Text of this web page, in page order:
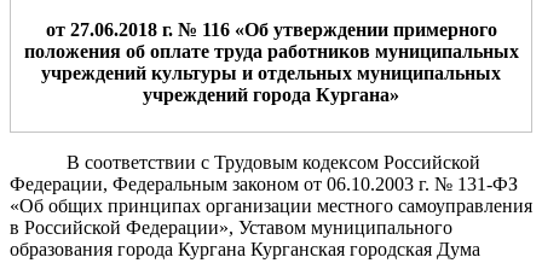
от 27.06.2018 г. № 116 «Об утверждении примерного
положения об оплате труда работников муниципальных
учреждений культуры и отдельных муниципальных
учреждений города Кургана»
В соответствии с Трудовым кодексом Российской
Федерации, Федеральным законом от 06.10.2003 г. № 131-ФЗ
«Об общих принципах организации местного самоуправления
в Российской Федерации», Уставом муниципального
образования города Кургана Курганская городская Дума